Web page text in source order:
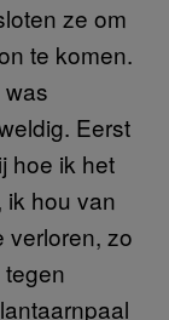
ze om
te komen.
Eerst
hoe ik het
ik hou van
verloren, zo